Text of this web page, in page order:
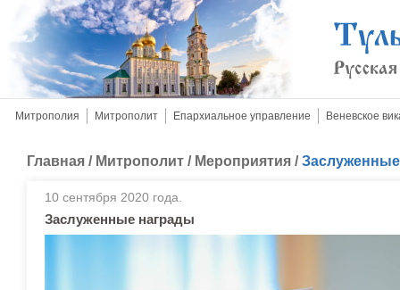
Митрополия Митрополит Епархиальное управление Веневское
Главная / Митрополит / Мероприятия /
10 сентября 2020 года.
Заслуженные награды